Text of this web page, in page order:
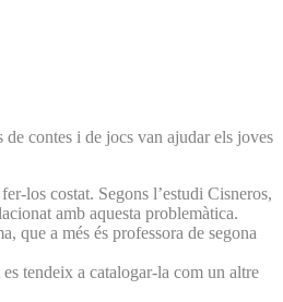
contes i de jocs van ajudar els joves
los costat. Segons l’estudi Cisneros,
amb aquesta problemàtica.
que a més és professora de segona
tendeix a catalogar-la com un altre